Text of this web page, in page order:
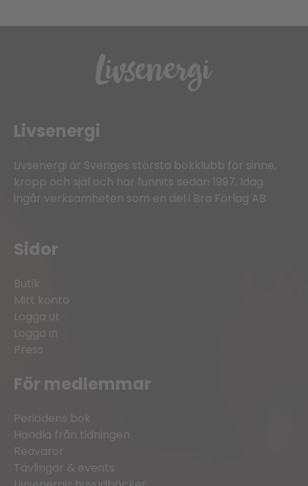
Livsenergi
Livsenergi är Sveriges största bokklubb för sinne,
kropp och själ och har funnits sedan 1997. Idag
ingår verksamheten som en del i Bra Förlag AB.
Sidor
Butik
Mitt konto
Logga ut
Logga in
Press
För medlemmar
Periodens bok
Handla från tidningen
Reavaror
Tävlingar & events